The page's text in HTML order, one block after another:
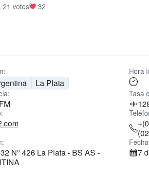
21 votos 32
La Plata
Hora
Tasa
Nº 426 La Plata - BS AS -
7